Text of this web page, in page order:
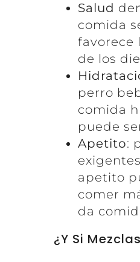
Salud
comida
favorece
de los
perro
comida
puede
Apetito:
apetito
comer
da
¿Y Si